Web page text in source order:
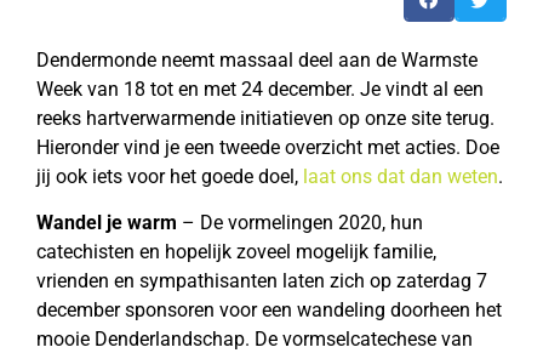
Dendermonde neemt massaal deel aan de Warmste
Week van 18 tot en met 24 december. Je vindt al een
reeks hartverwarmende initiatieven op onze site terug.
Hieronder vind je een tweede overzicht met acties. Doe
jij ook iets voor het goede doel, laat ons dat dan weten.
Wandel je warm – De vormelingen 2020, hun
catechisten en hopelijk zoveel mogelijk familie,
vrienden en sympathisanten laten zich op zaterdag 7
december sponsoren voor een wandeling doorheen het
mooie Denderlandschap. De vormselcatechese van